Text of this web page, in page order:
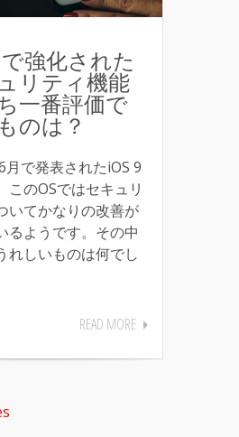
強化された
リティ機能
一番評価で
のは？
月で発表されたiOS 9
このOSではセキュリ
いてかなりの改善が
るようです。その中
れしいものは何でし
READ MORE